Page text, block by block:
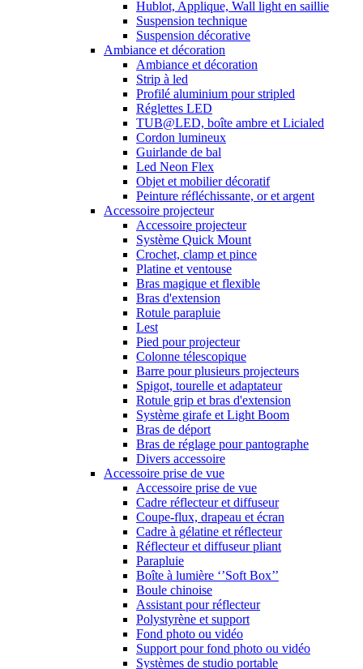
Hublot, Applique, Wall light en saillie
Suspension technique
Suspension décorative
Ambiance et décoration
Ambiance et décoration
Strip à led
Profilé aluminium pour stripled
Réglettes LED
TUB@LED, boîte ambre et Licialed
Cordon lumineux
Guirlande de bal
Led Neon Flex
Objet et mobilier décoratif
Peinture réfléchissante, or et argent
Accessoire projecteur
Accessoire projecteur
Système Quick Mount
Crochet, clamp et pince
Platine et ventouse
Bras magique et flexible
Bras d'extension
Rotule parapluie
Lest
Pied pour projecteur
Colonne télescopique
Barre pour plusieurs projecteurs
Spigot, tourelle et adaptateur
Rotule grip et bras d'extension
Système girafe et Light Boom
Bras de déport
Bras de réglage pour pantographe
Divers accessoire
Accessoire prise de vue
Accessoire prise de vue
Cadre réflecteur et diffuseur
Coupe-flux, drapeau et écran
Cadre à gélatine et réflecteur
Réflecteur et diffuseur pliant
Parapluie
Boîte à lumière ‘’Soft Box’’
Boule chinoise
Assistant pour réflecteur
Polystyrène et support
Fond photo ou vidéo
Support pour fond photo ou vidéo
Systèmes de studio portable